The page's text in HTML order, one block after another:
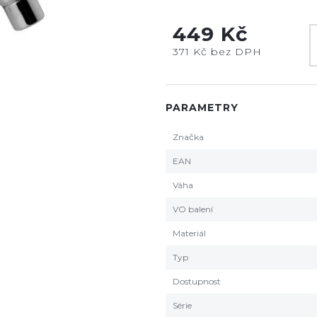
449 Kč
371 Kč bez DPH
PARAMETRY
Značka
EAN
Váha
VO balení
Materiál
Typ
Dostupnost
Série